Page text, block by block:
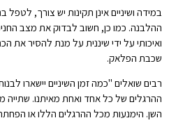
במידה ושיניים אינן תקינות יש צורך, לטפל
ההלבנה. כמו כן, חשוב לבדוק את מצב
ואיכותי על ידי שיננית על מנת להסיר את
שכבת הפלאק.
רבים שואלים "כמה זמן השיניים יישארו
ההרגלים של כל אחד ואחת מאיתנו. שתייה
השן. הימנעות מכל ההרגלים הללו או